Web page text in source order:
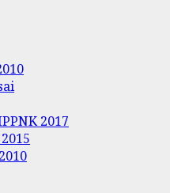
2017